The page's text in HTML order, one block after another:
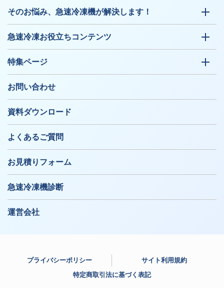
そのお悩み、急速冷凍機が解決します！
急速冷凍お役立ちコンテンツ
特集ページ
お問い合わせ
資料ダウンロード
よくあるご質問
お見積りフォーム
急速冷凍機診断
運営会社
プライバシーポリシー
サイト利用規約
特定商取引法に基づく表記